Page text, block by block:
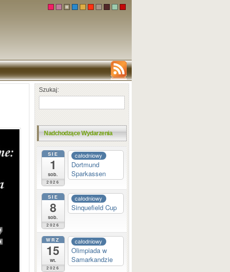
Szukaj:
Nadchodzące Wydarzenia
SIE
1
sob.
2026
całodniowy
Dortmund
Sparkassen
SIE
8
sob.
2026
całodniowy
Sinquefield Cup
WRZ
15
wt.
2026
całodniowy
Olimpiada w
Samarkandzie